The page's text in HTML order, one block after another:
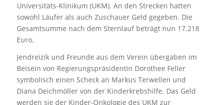
Universitäts-Klinikum (UKM). An den Strecken hatten
sowohl Läufer als auch Zuschauer Geld gegeben. Die
Gesamtsumme nach dem Sternlauf beträgt nun 17.218
Euro.
Jendreizik und Freunde aus dem Verein übergaben im
Beisein von Regierungspräsidentin Dorothee Feller
symbolisch einen Scheck an Markus Terwellen und
Diana Deichmöller von der Kinderkrebshilfe. Das Geld
werden sie der Kinder-Onkologie des UKM zur